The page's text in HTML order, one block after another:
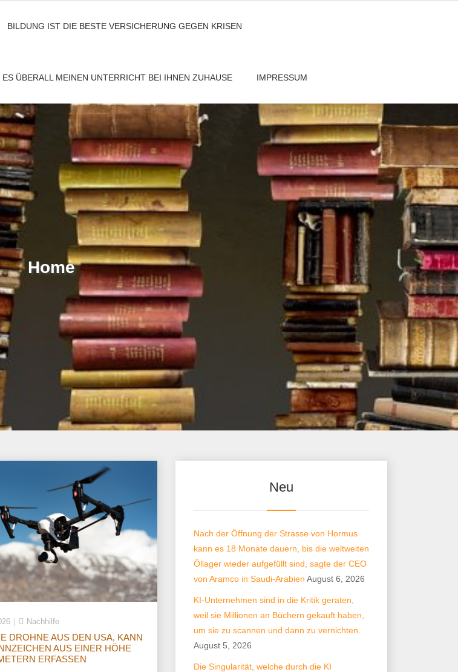
BILDUNG IST DIE BESTE VERSICHERUNG GEGEN KRISEN
ES ÜBERALL MEINEN UNTERRICHT BEI IHNEN ZUHAUSE IMPRESSUM
Home
Nachhilfe
DROHNE AUS DEN USA, KANN
AUS EINER HÖHE
ERFASSEN
Neu
Nach der Öffnung der Strasse von Hormus
kann es 18 Monate dauern, bis die weltweiten
Öllager wieder aufgefüllt sind, sagte der CEO
von Aramco in Saudi-Arabien August 6, 2026
KI-Unternehmen sind in die Kritik geraten,
weil sie Millionen an Büchern gekauft haben,
um sie zu scannen und dann zu vernichten.
August 5, 2026
Die Singularität, welche durch die KI